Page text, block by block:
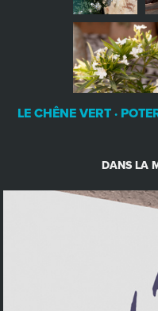
LE CHÊNE VERT ·
DANS LA